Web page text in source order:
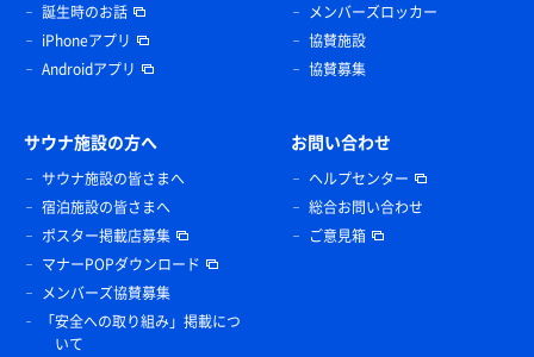
誕生時のお話
iPhoneアプリ
Androidアプリ
メンバーズロッカー
協賛施設
協賛募集
サウナ施設の方へ
サウナ施設の皆さまへ
宿泊施設の皆さまへ
ポスター掲載店募集
マナーPOPダウンロード
メンバーズ協賛募集
「安全への取り組み」掲載につ
いて
お問い合わせ
ヘルプセンター
総合お問い合わせ
ご意見箱